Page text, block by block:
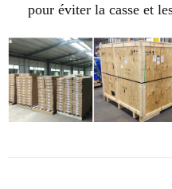
pour éviter la casse et